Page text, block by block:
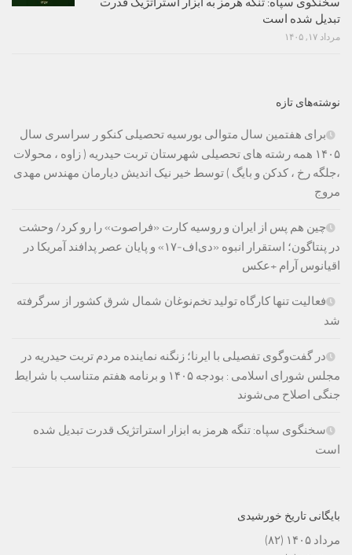
تبدیل شده است
مرداد ۱۷, ۱۴۰۵
نوشته‌های تازه
برای هفتمین سال متوالی بورسیه تحصیلی کنکو ر سراسری سال
۱۴۰۵ همه رشته های تحصیلی شهرستان تربت حیدریه ( زاوه ، محولات
،جلگه رخ ، کدکن و بایگ ) توسط خیر نیک اندیش دیارمان مهندس مهدی
مروج
چین هم پس از ایران و روسیه کارت «فراصوت» را رو کرد/ وحشت
در پنتاگون؛ استقرار انبوه «دی‌اف‑۱۷» و پایان عصر پدافند آمریکا در
اقیانوس آرام +عکس
فعالیت تنها کارگاه تولید تخم‌نوغان شمال شرق کشور از سرگرفته
شد
در گفت‌وگوی تفصیلی با ایرنا؛ زنگنه نماینده مردم تربت حیدریه در
مجلس شورای اسلامی : بودجه ۱۴۰۵ و برنامه هفتم متناسب با شرایط
جنگی اصلاح می‌شوند
سخنگوی سپاه: تنگه هرمز به ابزار استراتژیک قدرت تبدیل شده
است
بایگانی تاریخ خورشیدی
مرداد ۱۴۰۵
(۸۲)